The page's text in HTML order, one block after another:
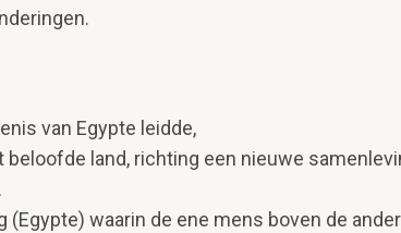
van Egypte leidde,
land, richting een nieuwe
waarin de ene mens boven de